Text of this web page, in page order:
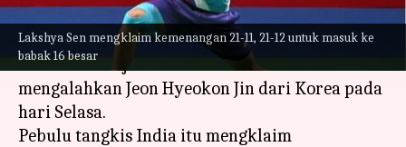
Lakshya Sen mengklaim kemenangan 21-11, 21-12 untuk masuk ke
babak 16 besar
Apa ceritanya
Unggulan kesebelas Lakshya Sen lolos ke babak
16 besar di Kejuaraan Dunia BWF 2023 setelah
mengalahkan Jeon Hyeokon Jin dari Korea pada
hari Selasa.
Pebulu tangkis India itu mengklaim